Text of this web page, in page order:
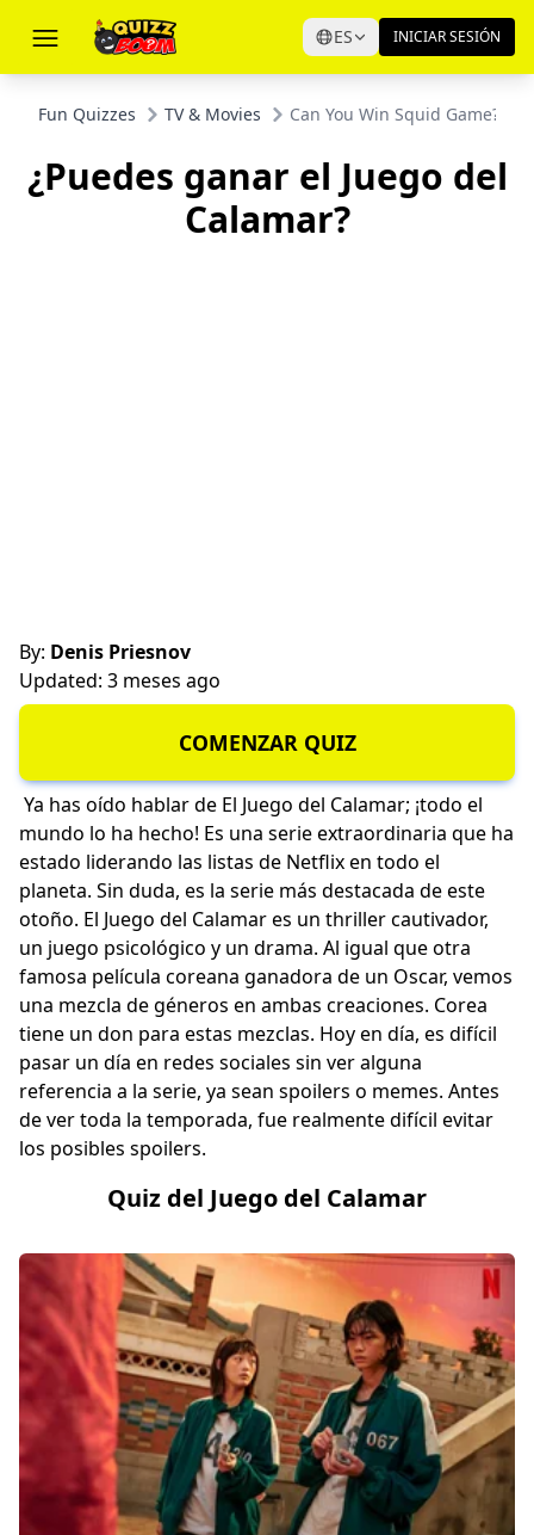
ES INICIAR SESIÓN
Fun Quizzes TV & Movies Can You Win Squid Game?
¿Puedes ganar el Juego del
Calamar?
By: Denis Priesnov
Updated: 3 meses ago
COMENZAR QUIZ
Ya has oído hablar de El Juego del Calamar; ¡todo el
mundo lo ha hecho! Es una serie extraordinaria que ha
estado liderando las listas de Netflix en todo el
planeta. Sin duda, es la serie más destacada de este
otoño. El Juego del Calamar es un thriller cautivador,
un juego psicológico y un drama. Al igual que otra
famosa película coreana ganadora de un Oscar, vemos
una mezcla de géneros en ambas creaciones. Corea
tiene un don para estas mezclas. Hoy en día, es difícil
pasar un día en redes sociales sin ver alguna
referencia a la serie, ya sean spoilers o memes. Antes
de ver toda la temporada, fue realmente difícil evitar
los posibles spoilers.
Quiz del Juego del Calamar